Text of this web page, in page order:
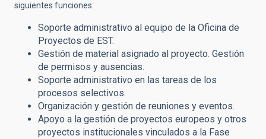
siguientes funciones:
Soporte administrativo al equipo de la Oficina de
Proyectos de EST.
Gestión de material asignado al proyecto. Gestión
de permisos y ausencias.
Soporte administrativo en las tareas de los
procesos selectivos.
Organización y gestión de reuniones y eventos.
Apoyo a la gestión de proyectos europeos y otros
proyectos institucionales vinculados a la Fase